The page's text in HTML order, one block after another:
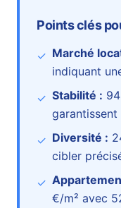
Points clés
✓ Marché
indiquant
✓ Stabilité : 94
✓ Diversité :
cibler
✓
€/m² avec